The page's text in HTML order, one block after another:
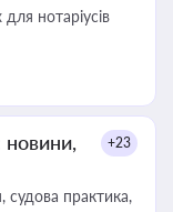
нотаріусів
новини,
+23
судова практика,